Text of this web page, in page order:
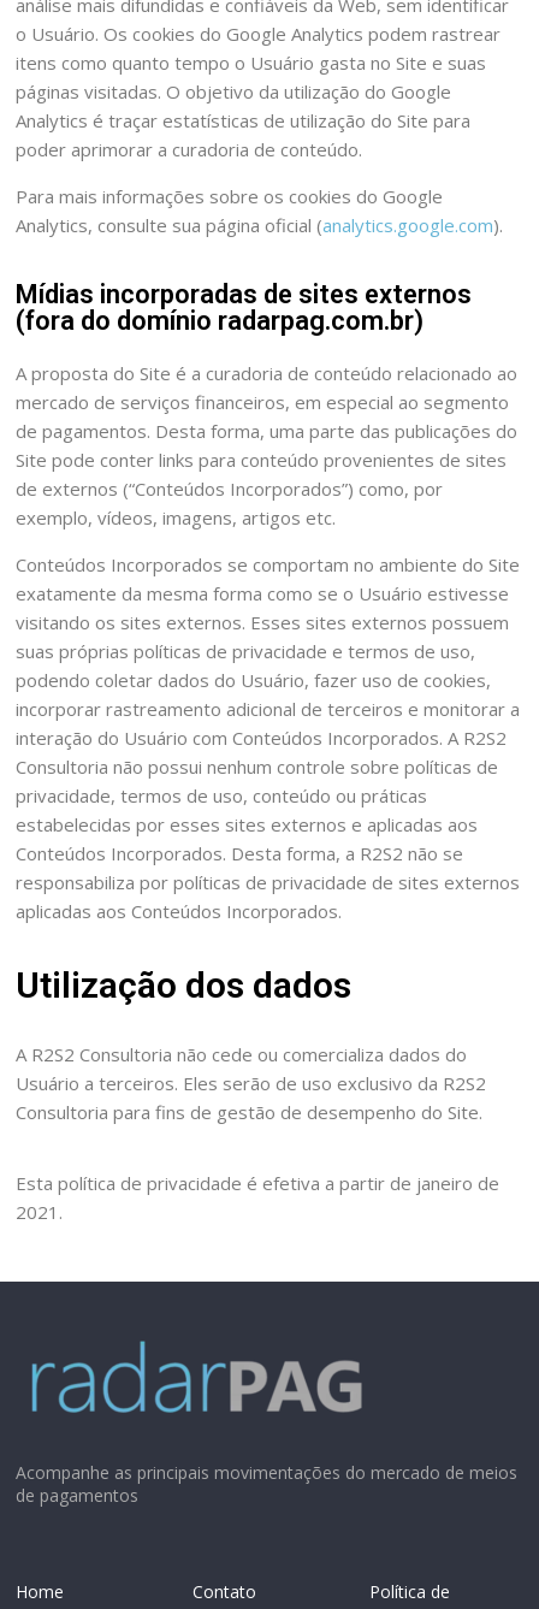
o Usuário. Os cookies do Google Analytics podem rastrear
itens como quanto tempo o Usuário gasta no Site e suas
páginas visitadas. O objetivo da utilização do Google
Analytics é traçar estatísticas de utilização do Site para
poder aprimorar a curadoria de conteúdo.
Para mais informações sobre os cookies do Google
Analytics, consulte sua página oficial (analytics.google.com).
Mídias incorporadas de sites externos
(fora do domínio radarpag.com.br)
A proposta do Site é a curadoria de conteúdo relacionado ao
mercado de serviços financeiros, em especial ao segmento
de pagamentos. Desta forma, uma parte das publicações do
Site pode conter links para conteúdo provenientes de sites
de externos (“Conteúdos Incorporados”) como, por
exemplo, vídeos, imagens, artigos etc.
Conteúdos Incorporados se comportam no ambiente do Site
exatamente da mesma forma como se o Usuário estivesse
visitando os sites externos. Esses sites externos possuem
suas próprias políticas de privacidade e termos de uso,
podendo coletar dados do Usuário, fazer uso de cookies,
incorporar rastreamento adicional de terceiros e monitorar a
interação do Usuário com Conteúdos Incorporados. A R2S2
Consultoria não possui nenhum controle sobre políticas de
privacidade, termos de uso, conteúdo ou práticas
estabelecidas por esses sites externos e aplicadas aos
Conteúdos Incorporados. Desta forma, a R2S2 não se
responsabiliza por políticas de privacidade de sites externos
aplicadas aos Conteúdos Incorporados.
Utilização dos dados
A R2S2 Consultoria não cede ou comercializa dados do
Usuário a terceiros. Eles serão de uso exclusivo da R2S2
Consultoria para fins de gestão de desempenho do Site.
Esta política de privacidade é efetiva a partir de janeiro de
2021.
Acompanhe as principais movimentações do mercado de meios
de pagamentos
Home Contato
Política de